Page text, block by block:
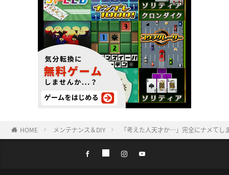
HOME メンテナンス＆DIY 「考えた人天才か…」完全にナメて